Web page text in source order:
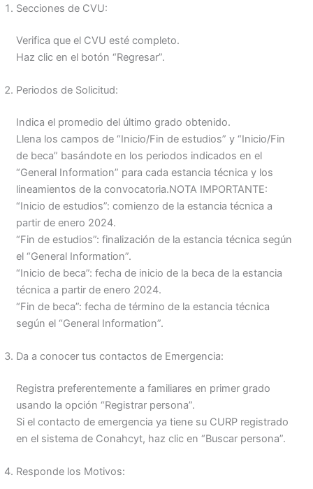
Secciones de CVU:
Verifica que el CVU esté completo.
Haz clic en el botón “Regresar”.
Periodos de Solicitud:
Indica el promedio del último grado obtenido.
Llena los campos de “Inicio/Fin de estudios” y “Inicio/Fin
de beca” basándote en los periodos indicados en el
“General Information” para cada estancia técnica y los
lineamientos de la convocatoria.NOTA IMPORTANTE:
“Inicio de estudios”: comienzo de la estancia técnica a
partir de enero 2024.
“Fin de estudios”: finalización de la estancia técnica según
el “General Information”.
“Inicio de beca”: fecha de inicio de la beca de la estancia
técnica a partir de enero 2024.
“Fin de beca”: fecha de término de la estancia técnica
según el “General Information”.
Da a conocer tus contactos de Emergencia:
Registra preferentemente a familiares en primer grado
usando la opción “Registrar persona”.
Si el contacto de emergencia ya tiene su CURP registrado
en el sistema de Conahcyt, haz clic en “Buscar persona”.
Responde los Motivos: